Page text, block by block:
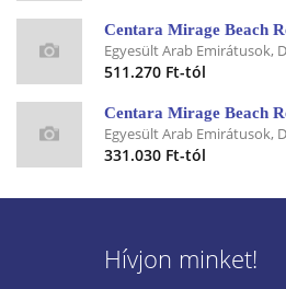
Egyesült Arab Emirátusok,
511.270 Ft-tól
Centara Mirage Beach
Egyesült Arab Emirátusok,
331.030 Ft-tól
Hívjon minket!